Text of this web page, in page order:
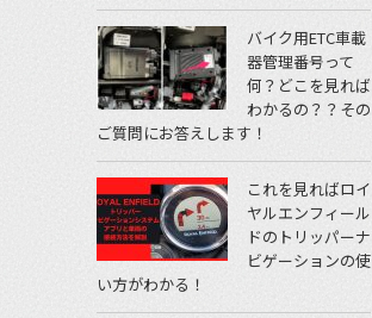
バイク用ETC車載
器管理番号って
何？どこを見れば
わかるの？？その
ご質問にお答えします！
これを見ればロイ
ヤルエンフィール
ドのトリッパーナ
ビゲーションの使
い方がわかる！